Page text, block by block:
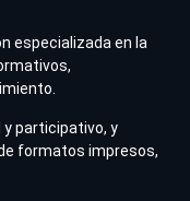
especializada en la
participativo, y
formatos impresos,